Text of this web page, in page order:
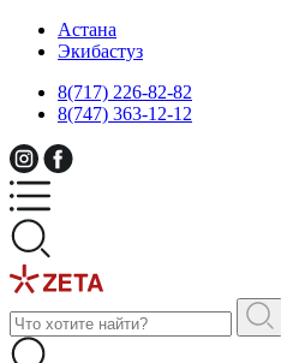
Астана
Экибастуз
8(717) 226-82-82
8(747) 363-12-12